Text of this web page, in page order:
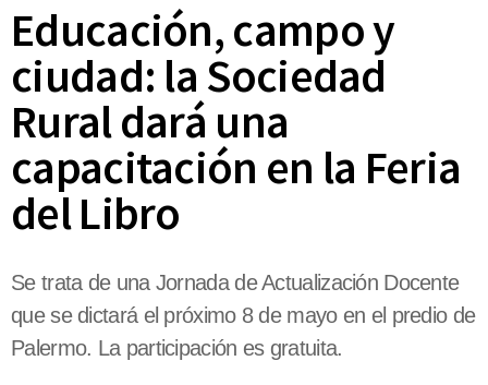
Educación, campo y
ciudad: la Sociedad
Rural dará una
capacitación en la Feria
del Libro
Se trata de una Jornada de Actualización Docente
que se dictará el próximo 8 de mayo en el predio de
Palermo. La participación es gratuita.